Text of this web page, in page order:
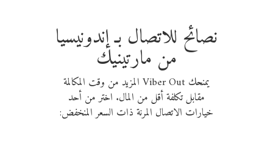
نصائح للاتصال بـ إندونيسيا
من مارتينيك
يمنحك Viber Out المزيد من وقت المكالمة
مقابل تكلفة أقل من المال. اختر من أحد
خيارات الاتصال المرنة ذات السعر المنخفض: